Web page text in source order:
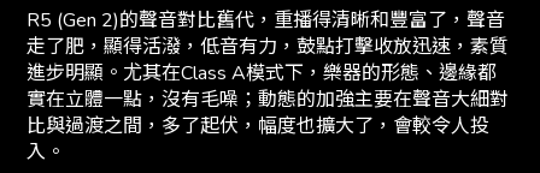
R5 (Gen 2)的聲音對比舊代，重播得清晰和豐富了，聲音
走了肥，顯得活潑，低音有力，鼓點打擊收放迅速，素質
進步明顯。尤其在Class A模式下，樂器的形態、邊緣都
實在立體一點，沒有毛噪；動態的加強主要在聲音大細對
比與過渡之間，多了起伏，幅度也擴大了，會較令人投
入。